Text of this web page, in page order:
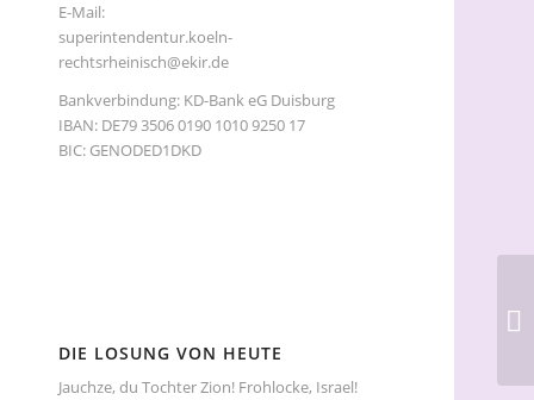
E-Mail:
superintendentur.koeln-
rechtsrheinisch@ekir.de
Bankverbindung: KD-Bank eG Duisburg
IBAN: DE79 3506 0190 1010 9250 17
BIC: GENODED1DKD
DIE LOSUNG VON HEUTE
Jauchze, du Tochter Zion! Frohlocke, Israel!